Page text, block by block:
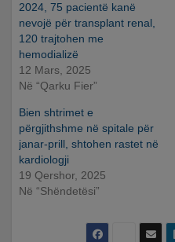
2024, 75 pacientë kanë
nevojë për transplant renal,
120 trajtohen me
hemodializë
12 Mars, 2025
Në “Qarku Fier”
Bien shtrimet e
përgjithshme në spitale për
janar-prill, shtohen rastet në
kardiologji
19 Qershor, 2025
Në “Shëndetësi”